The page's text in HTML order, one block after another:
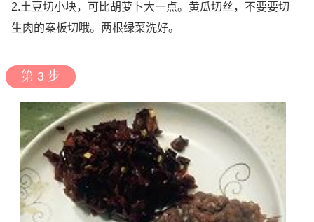
2.土豆切小块，可比胡萝卜大一点。黄瓜切丝，不要要切
生肉的案板切哦。两根绿菜洗好。
第 3 步